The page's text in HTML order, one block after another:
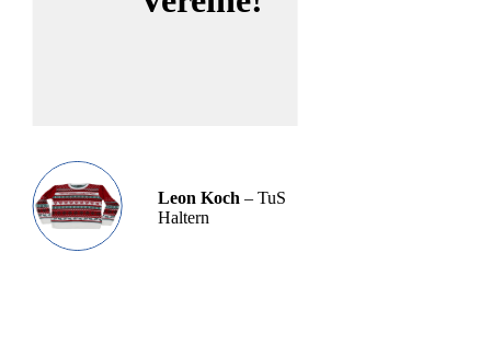
Leon Koch – TuS
Haltern